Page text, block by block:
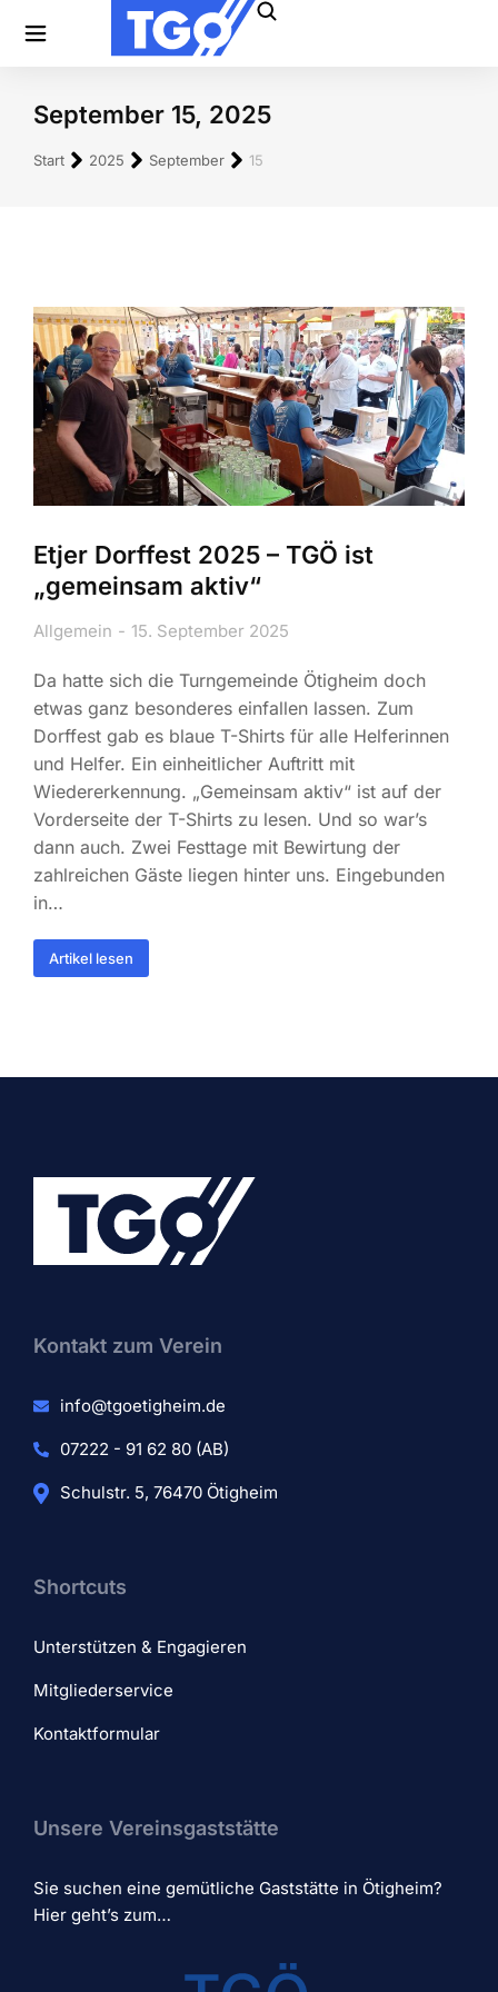
September 15, 2025
Sie befinden sich hier:
Start 2025 September 15
Etjer Dorffest 2025 – TGÖ ist
„gemeinsam aktiv“
Allgemein 15. September 2025
Da hatte sich die Turngemeinde Ötigheim doch
etwas ganz besonderes einfallen lassen. Zum
Dorffest gab es blaue T-Shirts für alle Helferinnen
und Helfer. Ein einheitlicher Auftritt mit
Wiedererkennung. „Gemeinsam aktiv“ ist auf der
Vorderseite der T-Shirts zu lesen. Und so war’s
dann auch. Zwei Festtage mit Bewirtung der
zahlreichen Gäste liegen hinter uns. Eingebunden
in…
Artikel lesen
Kontakt zum Verein​
info@tgoetigheim.de
07222 - 91 62 80 (AB)
Schulstr. 5, 76470 Ötigheim
Shortcuts
Unterstützen & Engagieren
Mitgliederservice
Kontaktformular
Unsere Vereinsgaststätte
Sie suchen eine gemütliche Gaststätte in Ötigheim?
Hier geht’s zum…